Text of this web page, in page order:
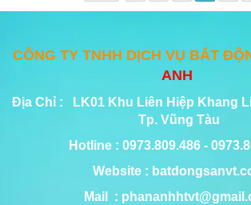
CÔNG TY TNHH DỊCH VỤ BẤT
ANH
Địa Chỉ : LK01 Khu Liên Hiệp Khang
Tp. Vũng Tàu
Hotline : 0973.809.486 -
Website :
Mail :